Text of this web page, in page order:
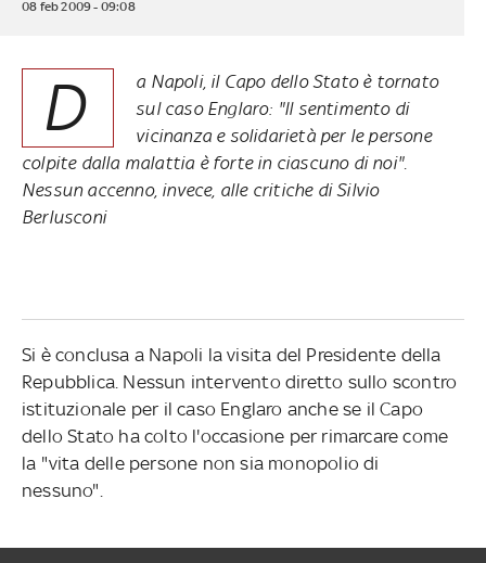
08 feb 2009 - 09:08
D
a Napoli, il Capo dello Stato è tornato
sul caso Englaro: "Il sentimento di
vicinanza e solidarietà per le persone
colpite dalla malattia è forte in ciascuno di noi".
Nessun accenno, invece, alle critiche di Silvio
Berlusconi
Si è conclusa a Napoli la visita del Presidente della
Repubblica. Nessun intervento diretto sullo scontro
istituzionale per il caso Englaro anche se il Capo
dello Stato ha colto l'occasione per rimarcare come
la "vita delle persone non sia monopolio di
nessuno".